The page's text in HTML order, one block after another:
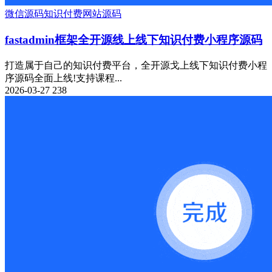
微信源码知识付费网站源码
fastadmin框架全开源线上线下知识付费小程序源码
打造属于自己的知识付费平台，全开源戈上线下知识付费小程
序源码全面上线!支持课程...
2026-03-27 238